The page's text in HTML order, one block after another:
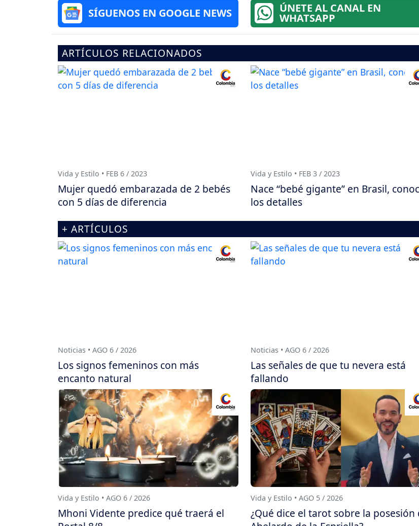
SÍGUENOS EN GOOGLE NEWS ÚNETE AL CANAL EN
WHATSAPP
ARTÍCULOS RELACIONADOS
Vida y Estilo • FEB 6 / 2023
Mujer quedó embarazada de 2 bebés
con 5 días de diferencia
Vida y Estilo • FEB 3 / 2023
Nace “bebé gigante” en Brasil,
los detalles
+ ARTÍCULOS
Noticias • AGO 6 / 2026
Los signos femeninos con más
encanto natural
Noticias • AGO 6 / 2026
Las señales de que tu nevera está
fallando
Vida y Estilo • AGO 6 / 2026
Mhoni Vidente predice qué traerá el
Vida y Estilo • AGO 5 / 2026
¿Qué dice el tarot sobre la posesión